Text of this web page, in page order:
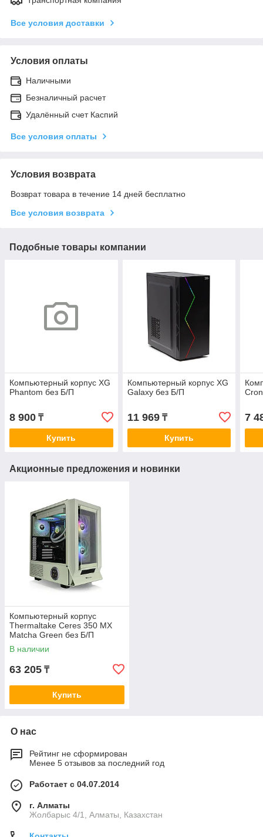
Все условия доставки
Условия оплаты
Наличными
Безналичный расчет
Удалённый счет Каспий
Все условия оплаты
Условия возврата
Возврат товара в течение 14 дней бесплатно
Все условия возврата
Подобные товары компании
Компьютерный корпус XG
Phantom без Б/П
8 900 ₸
Купить
Компьютерный корпус XG
Galaxy без Б/П
11 969₸
Купить
7
Акционные предложения и новинки
Компьютерный корпус
Thermaltake Ceres 350 MX
Matcha Green без Б/П
В наличии
63 205 ₸
Купить
О нас
Рейтинг не сформирован
Менее 5 отзывов за последний год
Работает с 04.07.2014
г. Алматы
Жолбарыс 4/1, Алматы, Казахстан